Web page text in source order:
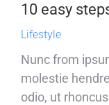
10 easy
Lifestyle
Nunc from
molestie
odio, ut